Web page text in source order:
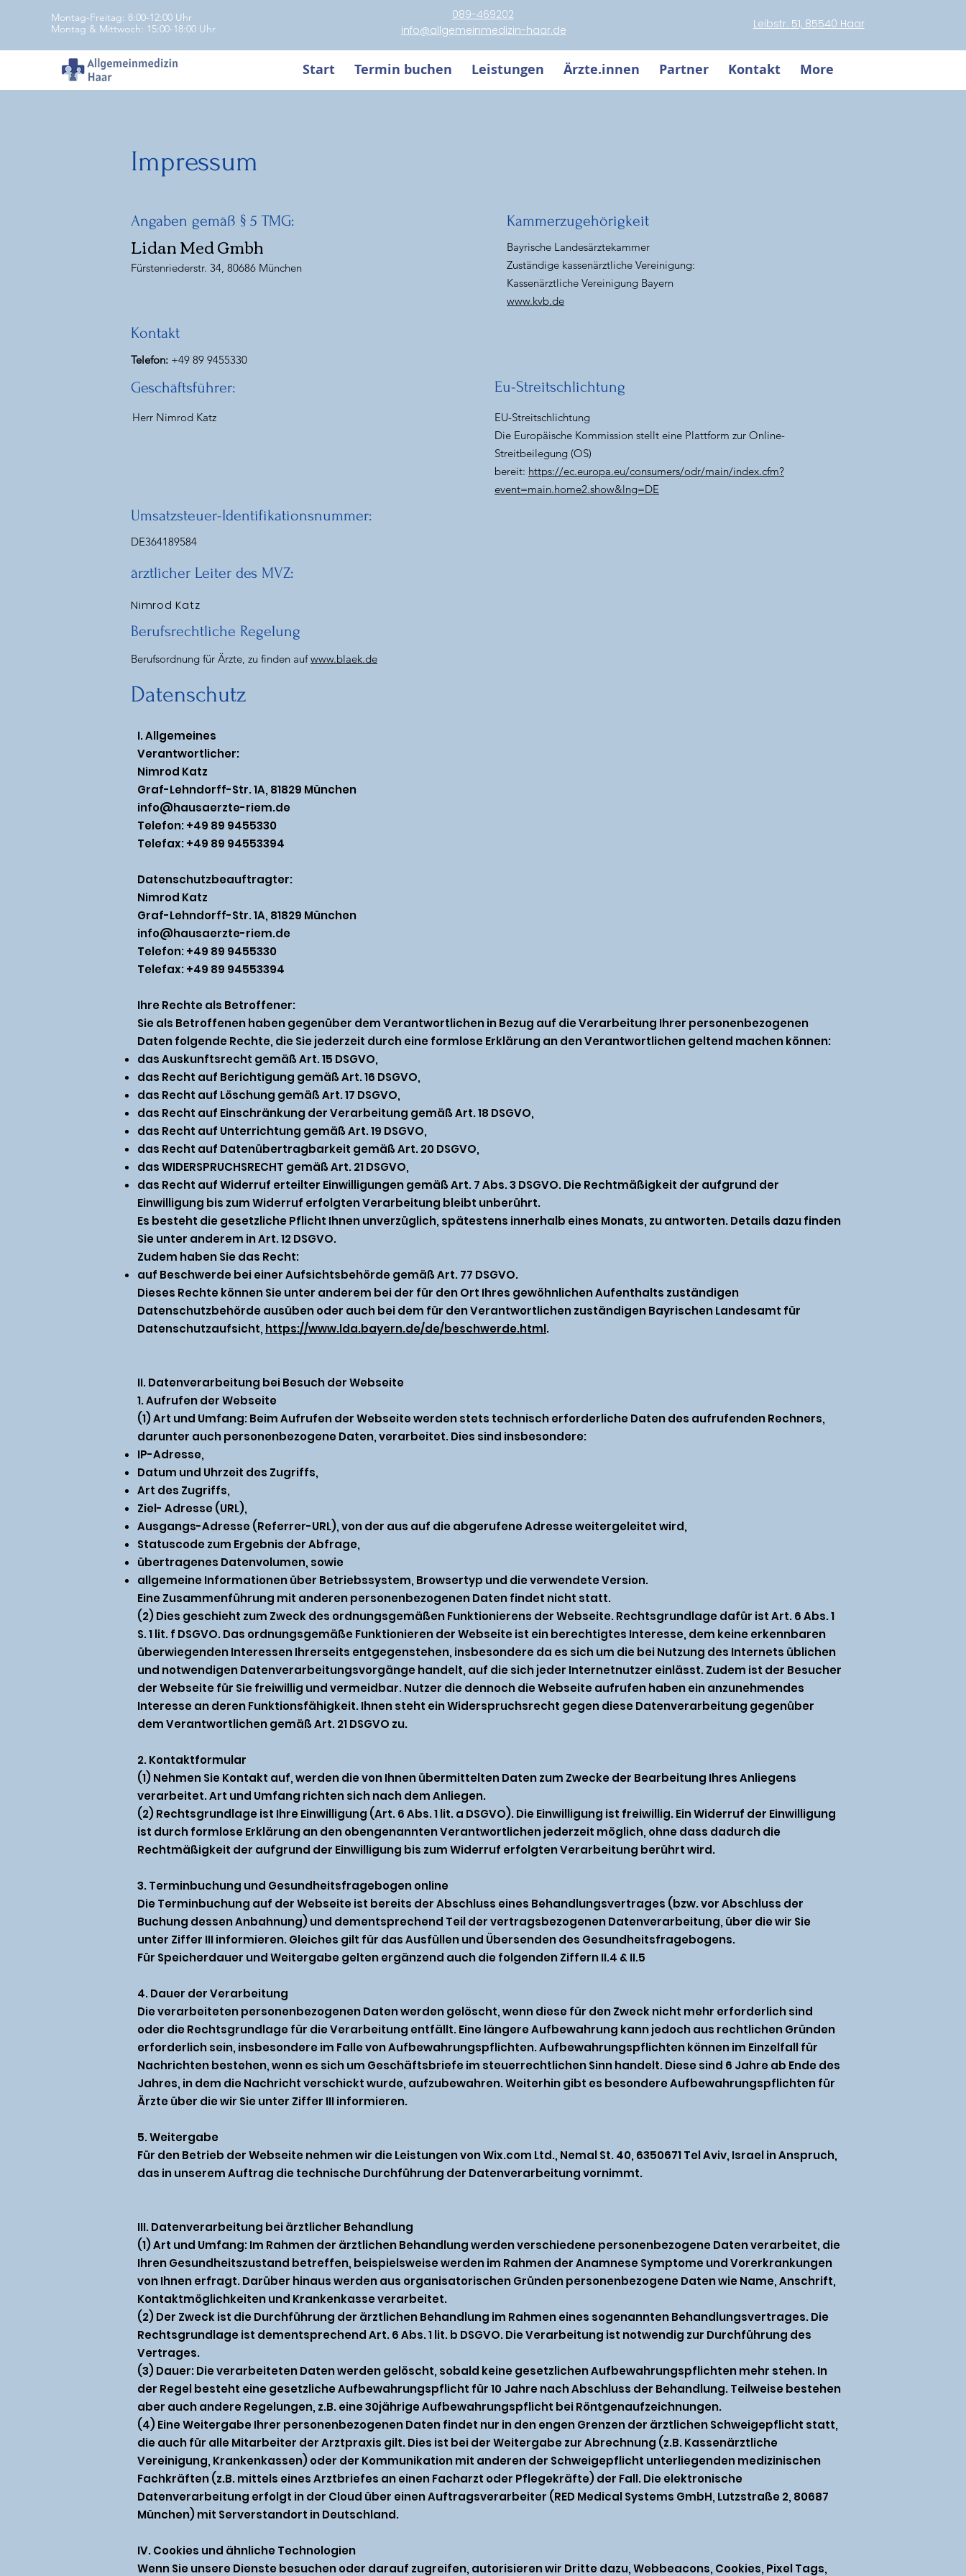
Montag-Freitag: 8:00-12:00 Uhr
Montag & Mittwoch: 15:00-18:00 Uhr
089-469202
info@allgemeinmedizin-haar.de
Leibstr. 51, 85540 Haar
Start Termin buchen Leistungen Ärzte.innen Partner Kontakt More
Impressum
Angaben gemäß § 5 TMG:
Lidan Med Gmbh
Fürstenriederstr. 34, 80686 München
Kontakt
Telefon: +49 89 9455330
Geschäftsführer:
Herr Nimrod Katz
Umsatzsteuer-Identifikationsnummer:
DE364189584
Kammerzugehörigkeit
Bayrische Landesärztekammer
Zuständige kassenärztliche Vereinigung:
Kassenärztliche Vereinigung Bayern
www.kvb.de
Eu-Streitschlichtung
EU-Streitschlichtung
Die Europäische Kommission stellt eine Plattform zur Online-
Streitbeilegung (OS)
bereit: https://ec.europa.eu/consumers/odr/main/index.cfm?
event=main.home2.show&lng=DE
ärztlicher Leiter des MVZ:
Nimrod Katz
Berufsrechtliche Regelung
Berufsordnung für Ärzte, zu finden aufwww.blaek.de
Datenschutz
I. Allgemeines
Verantwortlicher:
Nimrod Katz
Graf-Lehndorff-Str. 1A, 81829 München
info@hausaerzte-riem.de
Telefon: +49 89 9455330
Telefax: +49 89 94553394
Datenschutzbeauftragter:
Nimrod Katz
Graf-Lehndorff-Str. 1A, 81829 München
info@hausaerzte-riem.de
Telefon: +49 89 9455330
Telefax: +49 89 94553394
Ihre Rechte als Betroffener:
Sie als Betroffenen haben gegenüber dem Verantwortlichen in Bezug auf die Verarbeitung Ihrer personenbezogenen
Daten folgende Rechte, die Sie jederzeit durch eine formlose Erklärung an den Verantwortlichen geltend machen können:
das Auskunftsrecht gemäß Art. 15 DSGVO,
das Recht auf Berichtigung gemäß Art. 16 DSGVO,
das Recht auf Löschung gemäß Art. 17 DSGVO,
das Recht auf Einschränkung der Verarbeitung gemäß Art. 18 DSGVO,
das Recht auf Unterrichtung gemäß Art. 19 DSGVO,
das Recht auf Datenübertragbarkeit gemäß Art. 20 DSGVO,
das WIDERSPRUCHSRECHT gemäß Art. 21 DSGVO,
das Recht auf Widerruf erteilter Einwilligungen gemäß Art. 7 Abs. 3 DSGVO. Die Rechtmäßigkeit der aufgrund der
Einwilligung bis zum Widerruf erfolgten Verarbeitung bleibt unberührt.
Es besteht die gesetzliche Pflicht Ihnen unverzüglich, spätestens innerhalb eines Monats, zu antworten. Details dazu finden
Sie unter anderem in Art. 12 DSGVO.
Zudem haben Sie das Recht:
auf Beschwerde bei einer Aufsichtsbehörde gemäß Art. 77 DSGVO.
Dieses Rechte können Sie unter anderem bei der für den Ort Ihres gewöhnlichen Aufenthalts zuständigen
Datenschutzbehörde ausüben oder auch bei dem für den Verantwortlichen zuständigen Bayrischen Landesamt für
Datenschutzaufsicht, https://www.lda.bayern.de/de/beschwerde.html.
II. Datenverarbeitung bei Besuch der Webseite
1. Aufrufen der Webseite
(1) Art und Umfang: Beim Aufrufen der Webseite werden stets technisch erforderliche Daten des aufrufenden Rechners,
darunter auch personenbezogene Daten, verarbeitet. Dies sind insbesondere:
IP-Adresse,
Datum und Uhrzeit des Zugriffs,
Art des Zugriffs,
Ziel- Adresse (URL),
Ausgangs-Adresse (Referrer-URL), von der aus auf die abgerufene Adresse weitergeleitet wird,
Statuscode zum Ergebnis der Abfrage,
übertragenes Datenvolumen, sowie
allgemeine Informationen über Betriebssystem, Browsertyp und die verwendete Version.
Eine Zusammenführung mit anderen personenbezogenen Daten findet nicht statt.
(2) Dies geschieht zum Zweck des ordnungsgemäßen Funktionierens der Webseite. Rechtsgrundlage dafür ist Art. 6 Abs. 1
S. 1 lit. f DSGVO. Das ordnungsgemäße Funktionieren der Webseite ist ein berechtigtes Interesse, dem keine erkennbaren
überwiegenden Interessen Ihrerseits entgegenstehen, insbesondere da es sich um die bei Nutzung des Internets üblichen
und notwendigen Datenverarbeitungsvorgänge handelt, auf die sich jeder Internetnutzer einlässt. Zudem ist der Besucher
der Webseite für Sie freiwillig und vermeidbar. Nutzer die dennoch die Webseite aufrufen haben ein anzunehmendes
Interesse an deren Funktionsfähigkeit. Ihnen steht ein Widerspruchsrecht gegen diese Datenverarbeitung gegenüber
dem Verantwortlichen gemäß Art. 21 DSGVO zu.
2. Kontaktformular
(1) Nehmen Sie Kontakt auf, werden die von Ihnen übermittelten Daten zum Zwecke der Bearbeitung Ihres Anliegens
verarbeitet. Art und Umfang richten sich nach dem Anliegen.
(2) Rechtsgrundlage ist Ihre Einwilligung (Art. 6 Abs. 1 lit. a DSGVO). Die Einwilligung ist freiwillig. Ein Widerruf der Einwilligung
ist durch formlose Erklärung an den obengenannten Verantwortlichen jederzeit möglich, ohne dass dadurch die
Rechtmäßigkeit der aufgrund der Einwilligung bis zum Widerruf erfolgten Verarbeitung berührt wird.
3. Terminbuchung und Gesundheitsfragebogen online
Die Terminbuchung auf der Webseite ist bereits der Abschluss eines Behandlungsvertrages (bzw. vor Abschluss der
Buchung dessen Anbahnung) und dementsprechend Teil der vertragsbezogenen Datenverarbeitung, über die wir Sie
unter Ziffer III informieren. Gleiches gilt für das Ausfüllen und Übersenden des Gesundheitsfragebogens.
Für Speicherdauer und Weitergabe gelten ergänzend auch die folgenden Ziffern II.4 & II.5
4. Dauer der Verarbeitung
Die verarbeiteten personenbezogenen Daten werden gelöscht, wenn diese für den Zweck nicht mehr erforderlich sind
oder die Rechtsgrundlage für die Verarbeitung entfällt. Eine längere Aufbewahrung kann jedoch aus rechtlichen Gründen
erforderlich sein, insbesondere im Falle von Aufbewahrungspflichten. Aufbewahrungspflichten können im Einzelfall für
Nachrichten bestehen, wenn es sich um Geschäftsbriefe im steuerrechtlichen Sinn handelt. Diese sind 6 Jahre ab Ende des
Jahres, in dem die Nachricht verschickt wurde, aufzubewahren. Weiterhin gibt es besondere Aufbewahrungspflichten für
Ärzte über die wir Sie unter Ziffer III informieren.
5. Weitergabe
Für den Betrieb der Webseite nehmen wir die Leistungen von Wix.com Ltd., Nemal St. 40, 6350671 Tel Aviv, Israel in Anspruch,
das in unserem Auftrag die technische Durchführung der Datenverarbeitung vornimmt.
III. Datenverarbeitung bei ärztlicher Behandlung
(1) Art und Umfang: Im Rahmen der ärztlichen Behandlung werden verschiedene personenbezogene Daten verarbeitet, die
Ihren Gesundheitszustand betreffen, beispielsweise werden im Rahmen der Anamnese Symptome und Vorerkrankungen
von Ihnen erfragt. Darüber hinaus werden aus organisatorischen Gründen personenbezogene Daten wie Name, Anschrift,
Kontaktmöglichkeiten und Krankenkasse verarbeitet.
(2) Der Zweck ist die Durchführung der ärztlichen Behandlung im Rahmen eines sogenannten Behandlungsvertrages. Die
Rechtsgrundlage ist dementsprechend Art. 6 Abs. 1 lit. b DSGVO. Die Verarbeitung ist notwendig zur Durchführung des
Vertrages.
(3) Dauer: Die verarbeiteten Daten werden gelöscht, sobald keine gesetzlichen Aufbewahrungspflichten mehr stehen. In
der Regel besteht eine gesetzliche Aufbewahrungspflicht für 10 Jahre nach Abschluss der Behandlung. Teilweise bestehen
aber auch andere Regelungen, z.B. eine 30jährige Aufbewahrungspflicht bei Röntgenaufzeichnungen.
(4) Eine Weitergabe Ihrer personenbezogenen Daten findet nur in den engen Grenzen der ärztlichen Schweigepflicht statt,
die auch für alle Mitarbeiter der Arztpraxis gilt. Dies ist bei der Weitergabe zur Abrechnung (z.B. Kassenärztliche
Vereinigung, Krankenkassen) oder der Kommunikation mit anderen der Schweigepflicht unterliegenden medizinischen
Fachkräften (z.B. mittels eines Arztbriefes an einen Facharzt oder Pflegekräfte) der Fall. Die elektronische
Datenverarbeitung erfolgt in der Cloud über einen Auftragsverarbeiter (RED Medical Systems GmbH, Lutzstraße 2, 80687
München) mit Serverstandort in Deutschland.
IV. Cookies und ähnliche Technologien
Wenn Sie unsere Dienste besuchen oder darauf zugreifen, autorisieren wir Dritte dazu, Webbeacons, Cookies, Pixel Tags,